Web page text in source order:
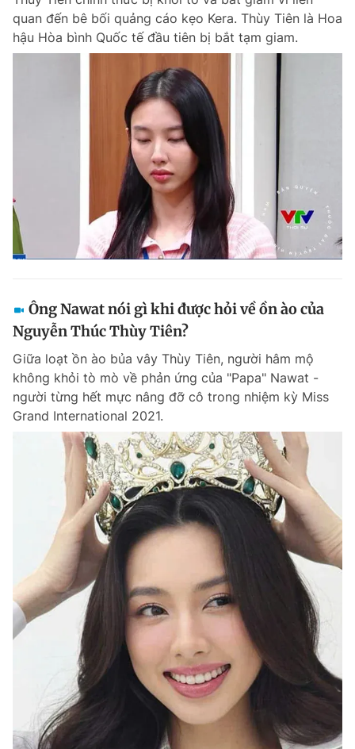
quan đến bê bối quảng cáo kẹo Kera. Thùy Tiên là Hoa
hậu Hòa bình Quốc tế đầu tiên bị bắt tạm giam.
Ông Nawat nói gì khi được hỏi về ồn ào của
Nguyễn Thúc Thùy Tiên?
Giữa loạt ồn ào bủa vây Thùy Tiên, người hâm mộ
không khỏi tò mò về phản ứng của "Papa" Nawat -
người từng hết mực nâng đỡ cô trong nhiệm kỳ Miss
Grand International 2021.